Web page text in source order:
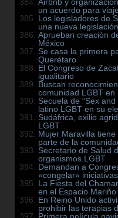
Airbnb y
un acuerdo para
Los legisladores de
una nueva
Aprueban creación
México
Se casa la primera
Querétaro
El Congreso de
igualitario
Buscan
comunidad LGBT en
Secuela de “Sex
latino LGBT en su
Sudáfrica, exilio
LGBT
Mujer Maravilla
parte de la
Secretario de Salud
organismos LGBT
Demandan a
«congelar»
La Fiesta del
en el Espacio Mariño
En Reino Unido
prohibir las terapias